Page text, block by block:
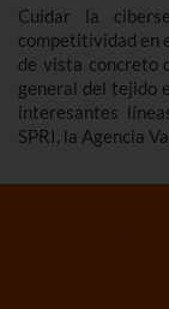
Cuidar la
competitividad en
de vista concreto
general del tejido
interesantes
SPRI, la Agencia